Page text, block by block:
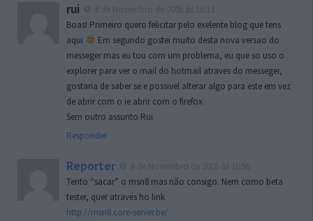
rui
Boas! Primeiro quero felicitar pelo exelente blog que tens
aqui
Em segundo gostei muito desta nova versao do
messeger mas eu tou com um problema, eu que so uso o
explorer para ver o mail do hotmail atraves do messeger,
gostaria de saber se e possivel alterar algo para este em vez
de abrir com o ie abrir com o firefox.
Sem outro assunto Rui
Responder
Reporter
Tento “sacar” o msn8 mas não consigo. Nem como beta
tester, quer através ho link
http://msn8.core-server.be/